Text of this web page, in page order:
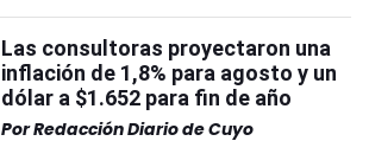
Las consultoras proyectaron una
inflación de 1,8% para agosto y un
dólar a $1.652 para fin de año
PorRedacción Diario de Cuyo